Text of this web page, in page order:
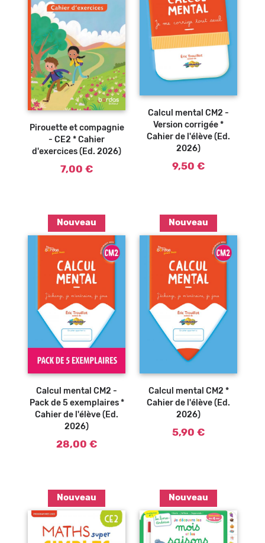
Ajouter au
Pirouette et compagnie
- CE2 * Cahier
d'exercices (Ed. 2026)
7,00 €
Ajouter au
Calcul mental CM2 -
Version corrigée *
Cahier de l'élève (Ed.
2026)
9,50 €
Nouveau
Calcul mental CM2 -
Pack de 5 exemplaires *
Cahier de l'élève (Ed.
2026)
28,00 €
Nouveau
Calcul mental CM2 *
Cahier de l'élève (Ed.
2026)
5,90 €
Nouveau Nouveau